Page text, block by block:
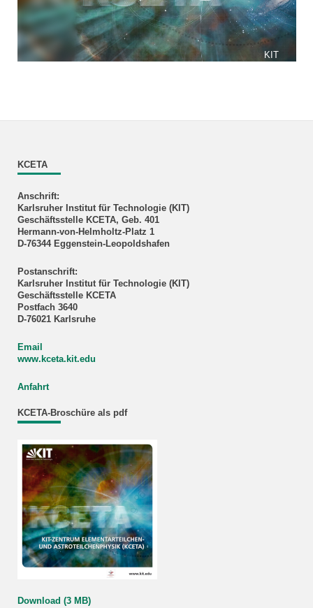
KIT
KCETA
Anschrift:
Karlsruher Institut für Technologie (KIT)
Geschäftsstelle KCETA, Geb. 401
Hermann-von-Helmholtz-Platz 1
D-76344 Eggenstein-Leopoldshafen
Postanschrift:
Karlsruher Institut für Technologie (KIT)
Geschäftsstelle KCETA
Postfach 3640
D-76021 Karlsruhe
Email
www.kceta.kit.edu
Anfahrt
KCETA-Broschüre als pdf
Download (3 MB)